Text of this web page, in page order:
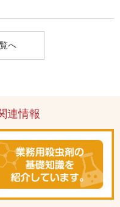
へ
連情報